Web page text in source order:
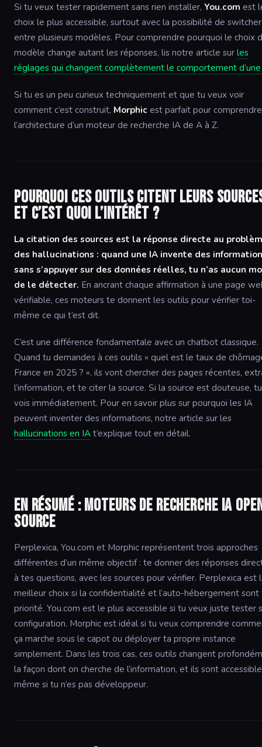
Si tu veux tester rapidement sans rien installer, You.com est
choix le plus accessible, surtout avec la possibilité de switcher
entre plusieurs modèles. Pour comprendre pourquoi le choix
modèle change autant les réponses, lis notre article sur les
réglages qui changent complètement le comportement
Si tu es un peu curieux techniquement et que tu veux voir
comment c’est construit, Morphic est parfait pour comprendre
l’architecture d’un moteur de recherche IA de A à Z.
Pourquoi ces outils citent leurs
et c’est quoi l’intérêt ?
La citation des sources est la réponse directe au
des hallucinations : quand une IA invente des
sans s’appuyer sur des données réelles, tu n’as aucun
de le détecter. En ancrant chaque affirmation à une page
vérifiable, ces moteurs te donnent les outils pour vérifier toi-
même ce qui t’est dit.
C’est une différence fondamentale avec un chatbot classique.
Quand tu demandes à ces outils « quel est le taux de
France en 2025 ? », ils vont chercher des pages récentes,
l’information, et te citer la source. Si la source est douteuse,
vois immédiatement. Pour en savoir plus sur pourquoi les IA
peuvent inventer des informations, notre article sur les
hallucinations en IA t’explique tout en détail.
En résumé : moteurs de recherche IA
source
Perplexica, You.com et Morphic représentent trois approches
différentes d’un même objectif : te donner des réponses
à tes questions, avec les sources pour vérifier. Perplexica est
meilleur choix si la confidentialité et l’auto-hébergement sont
priorité. You.com est le plus accessible si tu veux juste tester
configuration. Morphic est idéal si tu veux comprendre
ça marche sous le capot ou déployer ta propre instance
simplement. Dans les trois cas, ces outils changent
la façon dont on cherche de l’information, et ils sont
même si tu n’es pas développeur.